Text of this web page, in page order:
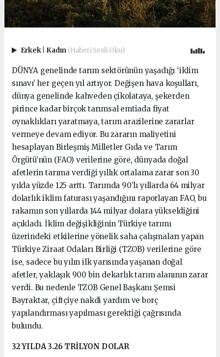
Erkek Kadın (Haberi Sesli Oku)
DÜNYA genelinde tarım sektörünün yaşadığı ‘iklim
sınavı’ her geçen yıl artıyor. Değişen hava koşulları,
dünya genelinde kahveden çikolataya, şekerden
pirince kadar birçok tarımsal emtiada fiyat
oynaklıkları yaratmaya, tarım arazilerine zararlar
vermeye devam ediyor. Bu zararın maliyetini
hesaplayan Birleşmiş Milletler Gıda ve Tarım
Örgütü’nün (FAO) verilerine göre, dünyada doğal
afetlerin tarıma verdiği yıllık ortalama zarar son 30
yılda yüzde 125 arttı. Tarımda 90’lı yıllarda 64 milyar
dolarlık iklim faturası yaşandığını raporlayan FAO, bu
rakamın son yıllarda 144 milyar dolara yükseldiğini
açıkladı. İklim değişikliğinin Türkiye tarımı
üzerindeki etkilerine yönelik saha çalışmaları yapan
Türkiye Ziraat Odaları Birliği (TZOB) verilerine göre
ise, sadece bu yılın ilk yarısında yaşanan doğal
afetler, yaklaşık 900 bin dekarlık tarım alanının zarar
verdi. Bu nedenle TZOB Genel Başkanı Şemsi
Bayraktar, çiftçiye nakdi yardım ve borç
yapılandırması yapılması gerektiği çağrısında
bulundu.
32 YILDA 3.26 TRİLYON DOLAR